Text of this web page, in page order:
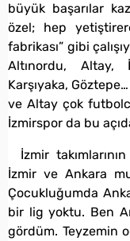
büyük başarılar
özel; hep
fabrikası” gibi
Altınordu, Altay,
Karşıyaka,
ve Altay çok
İzmirspor da bu
İzmir
İzmir ve Ankara
Çocukluğumda
bir lig yoktu. Ben
gördüm. Teyzemin